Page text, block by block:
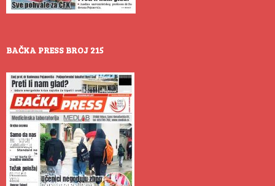
BAČKA PRESS BROJ 215